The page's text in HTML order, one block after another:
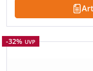
Rabatt
-32% UVP